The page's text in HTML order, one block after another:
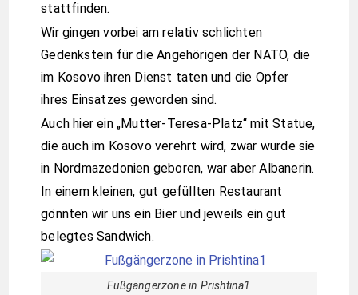
stattfinden.
Wir gingen vorbei am relativ schlichten
Gedenkstein für die Angehörigen der NATO, die
im Kosovo ihren Dienst taten und die Opfer
ihres Einsatzes geworden sind.
Auch hier ein „Mutter-Teresa-Platz“ mit Statue,
die auch im Kosovo verehrt wird, zwar wurde sie
in Nordmazedonien geboren, war aber Albanerin.
In einem kleinen, gut gefüllten Restaurant
gönnten wir uns ein Bier und jeweils ein gut
belegtes Sandwich.
Fußgängerzone in Prishtina1